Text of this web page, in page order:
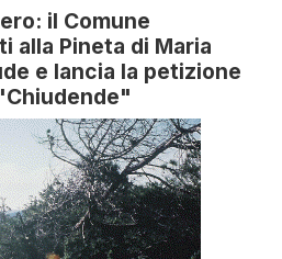
il Comune
Pineta di Maria
e lancia la petizione